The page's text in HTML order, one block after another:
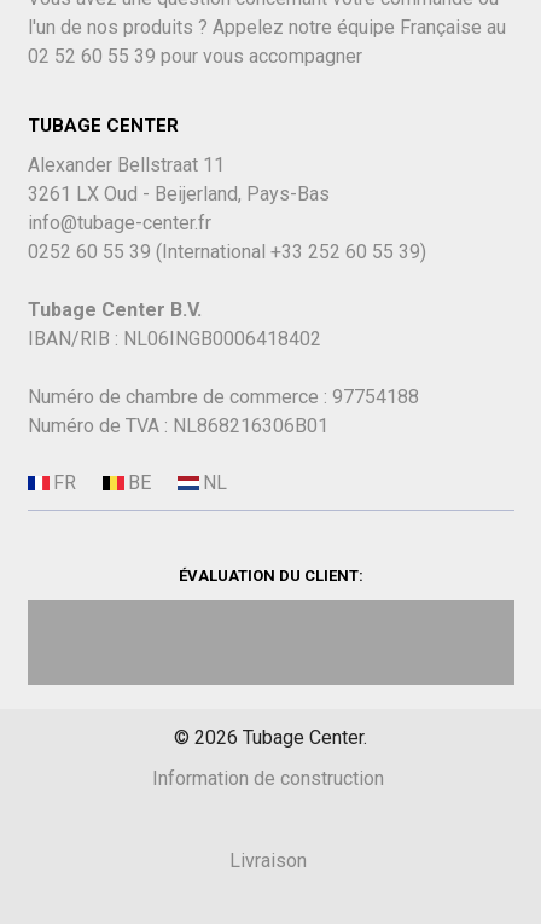
l'un de nos produits ? Appelez notre équipe Française au
02 52 60 55 39 pour vous accompagner
TUBAGE CENTER
Alexander Bellstraat 11
3261 LX Oud - Beijerland, Pays-Bas
info@tubage-center.fr
0252 60 55 39 (International +33 252 60 55 39)
Tubage Center B.V.
IBAN/RIB : NL06INGB0006418402
Numéro de chambre de commerce : 97754188
Numéro de TVA : NL868216306B01
ÉVALUATION DU CLIENT:
© 2026 Tubage Center.
Information de construction
Livraison